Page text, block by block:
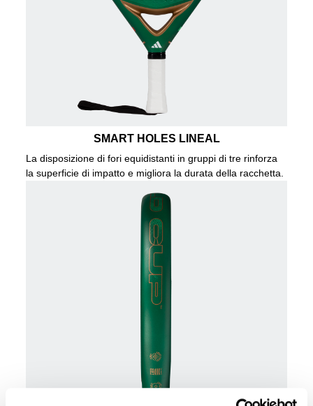
SMART HOLES LINEAL
La disposizione di fori equidistanti in gruppi di tre rinforza
la superficie di impatto e migliora la durata della racchetta.